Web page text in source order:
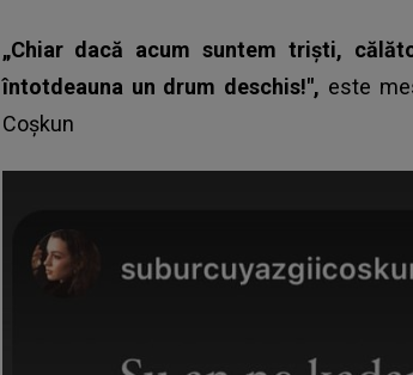
„Chiar dacă acum suntem triști,
întotdeauna un drum deschis!", este
Coşkun